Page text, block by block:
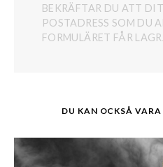
BEKRÄFTAR DU ATT
POSTADRESS SOM DU
FORMULÄRET FÅR
DU KAN OCKSÅ